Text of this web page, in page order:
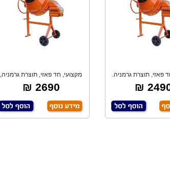
פאזי, תוצרת גרמניה.
2490
מקצועי, חד פאזי, תוצרת גרמניה,
2690 ₪